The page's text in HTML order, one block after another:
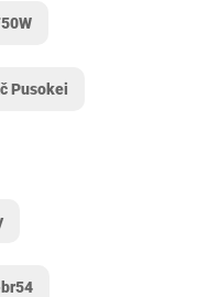
Pusokei